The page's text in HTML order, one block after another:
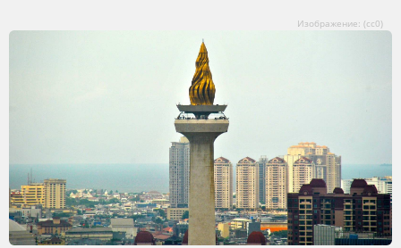
Изображение: (сс0)